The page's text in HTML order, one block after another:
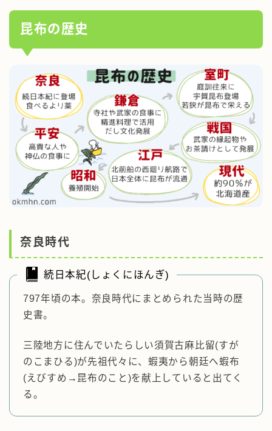
昆布の歴史
奈良時代
続日本紀(しょくにほんぎ)
797年頃の本。奈良時代にまとめられた当時の歴
史書。
三陸地方に住んでいたらしい須賀古麻比留(すが
のこまひる)が先祖代々に、蝦夷から朝廷へ蝦布
(えびすめ→昆布のこと)を献上していると出てく
る。